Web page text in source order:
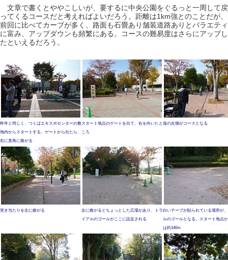
文章で書くとややこしいが、要するに中央公園をぐるっと一周して戻
ってくるコースだと考えればよいだろう。距離は1km強とのことだが、
前回に比べてカーブが多く、路面も石畳あり舗装道路ありとバラエティ
に富み、アップダウンも頻繁にある。コースの難易度はさらにアップし
たといえるだろう。
昨年と同じく、つくばエキスポセンターの敷
地内からスタートする。ゲートから出たら、
右に直角に曲がる
スタート地点のゲートを出て、右を向いたと
ころ
道の左側がコースとなる
突き当たりを左に曲がる
左に曲がるとちょっとした広場があり、トラ
イアルのゴールがここに設定される
白いテープが貼られている場所が
ルのゴールとなる。スタート地点
は約140m